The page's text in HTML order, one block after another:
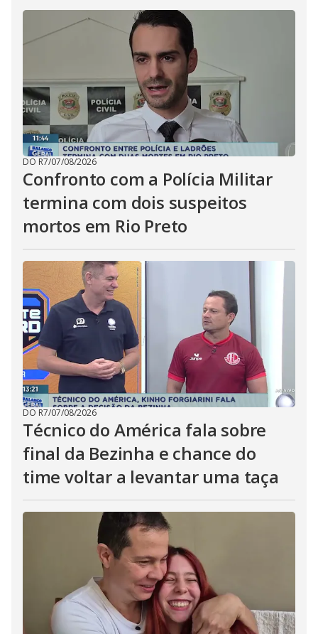
DO R7/07/08/2026
Confronto com a Polícia Militar
termina com dois suspeitos
mortos em Rio Preto
DO R7/07/08/2026
Técnico do América fala sobre
final da Bezinha e chance do
time voltar a levantar uma taça